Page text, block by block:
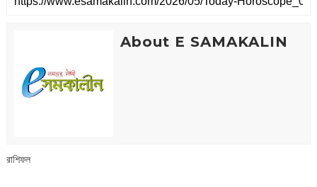
About E SAMAKALIN
রাশিফল